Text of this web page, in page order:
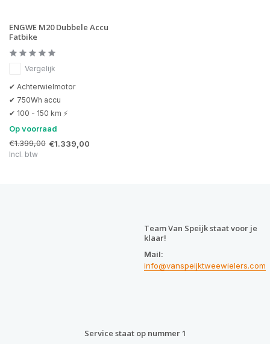
ENGWE M20 Dubbele Accu
Fatbike
Vergelijk
✔ Achterwielmotor
✔ 750Wh accu
✔ 100 - 150 km ⚡
Op voorraad
€1.399,00 €1.339,00
Incl. btw
Team Van Speijk staat voor je
klaar!
Mail:
info@vanspeijktweewielers.com
Service staat op nummer 1